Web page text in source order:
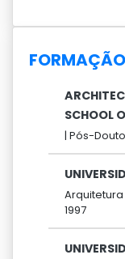
SCHOOL
| Pós-
1997